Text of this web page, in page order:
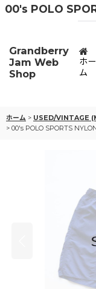
00's POLO
Grandberry
Jam Web
Shop
ホー
ム
ホーム > USED/VINTAGE
> 00's POLO SPORTS